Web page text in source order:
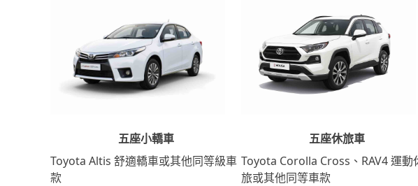
五座小轎車
Toyota Altis 舒適轎車或其他同等級車
款
五座休旅車
Toyota Corolla Cross、RAV4 運動
旅或其他同等車款